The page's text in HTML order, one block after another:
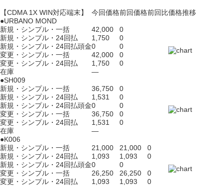
【CDMA 1X WIN対応端末】 今回価格前回価格前回比価格推移
●URBANO MOND
新規・シンプル・一括
42,000
0
新規・シンプル・24回払
1,750
0
新規・シンプル・24回払頭金0
0
変更・シンプル・一括
42,000
0
変更・シンプル・24回払
1,750
0
在庫
―
●SH009
新規・シンプル・一括
36,750
0
新規・シンプル・24回払
1,531
0
新規・シンプル・24回払頭金0
0
変更・シンプル・一括
36,750
0
変更・シンプル・24回払
1,531
0
在庫
―
●K006
新規・シンプル・一括
21,000 21,000
0
新規・シンプル・24回払
1,093 1,093
0
新規・シンプル・24回払頭金0
0
変更・シンプル・一括
26,250 26,250
0
変更・シンプル・24回払
1,093 1,093
0